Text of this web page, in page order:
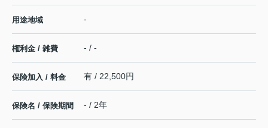
用途地域 -
権利金 / 雑費 - / -
保険加入 / 料金 有 / 22,500円
保険名 / 保険期間 - / 2年